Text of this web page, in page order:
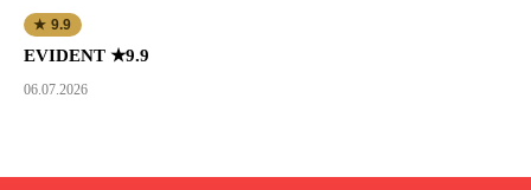
★ 9.9
EVIDENT ★9.9
06.07.2026